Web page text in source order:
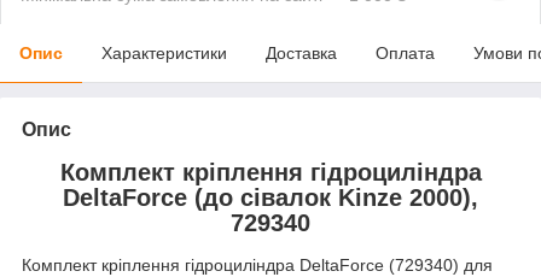
Опис Характеристики Доставка Оплата Умови
Опис
Комплект кріплення гідроциліндра
DeltaForce (до сівалок Kinze 2000),
729340
Комплект кріплення гідроциліндра DeltaForce (729340) для